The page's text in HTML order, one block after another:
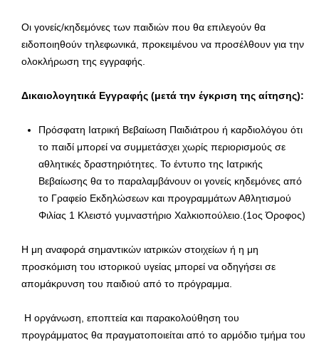
Οι γονείς/κηδεμόνες των παιδιών που θα επιλεγούν θα
ειδοποιηθούν τηλεφωνικά, προκειμένου να προσέλθουν για την
ολοκλήρωση της εγγραφής.
Δικαιολογητικά Εγγραφής (μετά την έγκριση της αίτησης):
Πρόσφατη Ιατρική Βεβαίωση Παιδιάτρου ή καρδιολόγου ότι
το παιδί μπορεί να συμμετάσχει χωρίς περιορισμούς σε
αθλητικές δραστηριότητες. Το έντυπο της Ιατρικής
Βεβαίωσης θα το παραλαμβάνουν οι γονείς κηδεμόνες από
το Γραφείο Εκδηλώσεων και προγραμμάτων Αθλητισμού
Φιλίας 1 Κλειστό γυμναστήριο Χαλκιοπούλειο.(1ος Όροφος)
Η μη αναφορά σημαντικών ιατρικών στοιχείων ή η μη
προσκόμιση του ιστορικού υγείας μπορεί να οδηγήσει σε
απομάκρυνση του παιδιού από το πρόγραμμα.
Η οργάνωση, εποπτεία και παρακολούθηση του
προγράμματος θα πραγματοποιείται από το αρμόδιο τμήμα του